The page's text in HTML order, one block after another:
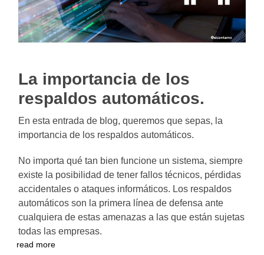
La importancia de los
respaldos automáticos.
En esta entrada de blog, queremos que sepas, la
importancia de los respaldos automáticos.
No importa qué tan bien funcione un sistema, siempre
existe la posibilidad de tener fallos técnicos, pérdidas
accidentales o ataques informáticos. Los respaldos
automáticos son la primera línea de defensa ante
cualquiera de estas amenazas a las que están sujetas
todas las empresas.
read more